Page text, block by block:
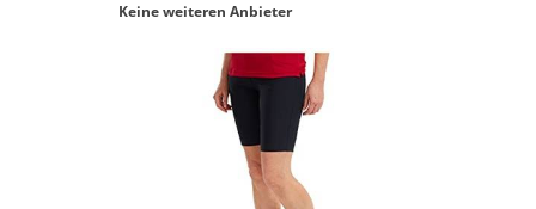
Keine weiteren Anbieter